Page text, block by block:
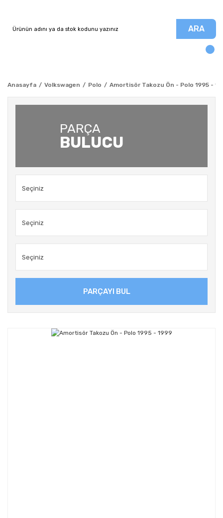
ARA
Anasayfa Volkswagen Polo Amortisör Takozu Ön - Polo 1995 -
PARÇA
BULUCU
PARÇAYI BUL